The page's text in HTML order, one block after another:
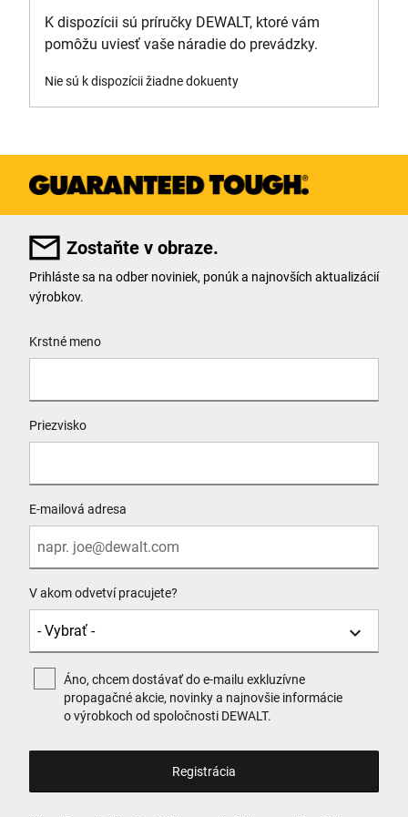
K dispozícii sú príručky DEWALT, ktoré vám
pomôžu uviesť vaše náradie do prevádzky.
Nie sú k dispozícii žiadne dokuenty
Zostaňte v obraze.
Prihláste sa na odber noviniek, ponúk a najnovších aktualizácií
výrobkov.
Krstné meno
Priezvisko
E-mailová adresa
V akom odvetví pracujete?
Áno, chcem dostávať do e-mailu exkluzívne
propagačné akcie, novinky a najnovšie informácie
o výrobkoch od spoločnosti DEWALT.